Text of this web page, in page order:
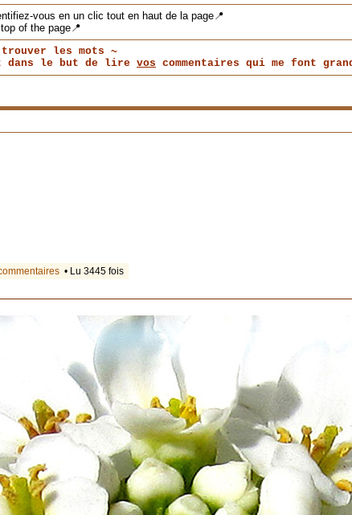
vous en un clic tout en haut de la page📍
of the page📍
trouver les mots ~
dans le but de lire vos commentaires qui me font
• Lu 3445 fois